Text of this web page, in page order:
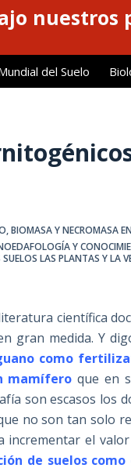
nuestros
del Suelo
,BIOMASA Y NECROMASA
Y
SUELOS LAS PLANTAS Y LA
científica
gran medida. Y
como
mamífero que en
son escasos los
no son tan solo
el
de suelos